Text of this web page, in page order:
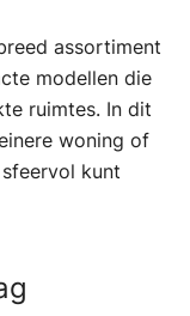
assortiment
modellen die
ruimtes. In dit
woning of
kunt